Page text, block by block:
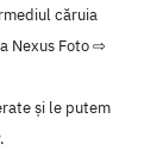
căruia
Nexus Foto ⇨
și le putem